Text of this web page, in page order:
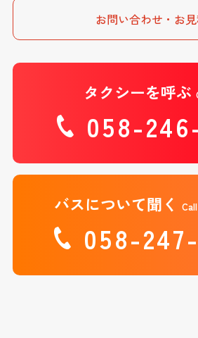
お問い合わせ・お見
タクシーを呼ぶ
058-
バスについて聞く
058-